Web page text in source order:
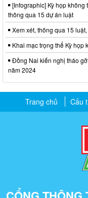
[Infographic] Kỳ họp không
thông qua 15 dự án luật
Xem xét, thông qua 15
Khai mạc trọng thể Kỳ họp
Đồng Nai kiến nghị tháo
năm 2024
Trang chủ Cấu